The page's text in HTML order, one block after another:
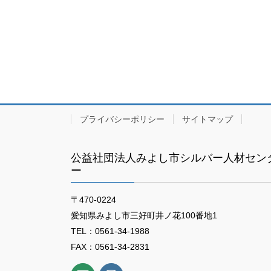
プライバシーポリシー サイトマップ
公益社団法人みよし市シルバー人材セン
ー
〒470-0224
愛知県みよし市三好町井ノ花100番地1
TEL：0561-34-1988
FAX：0561-34-2831